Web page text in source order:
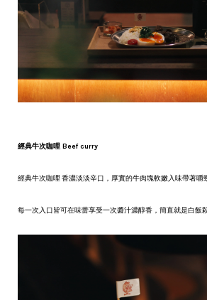
經典牛次咖哩 Beef curry
經典牛次咖哩 香濃淡淡辛口，厚實的牛肉塊軟嫩入味帶著嚼
每一次入口皆可在味蕾享受一次醬汁濃醇香，簡直就是白飯